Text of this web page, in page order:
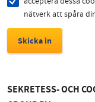
nätverk att spåra
SEKRETESS- OCH